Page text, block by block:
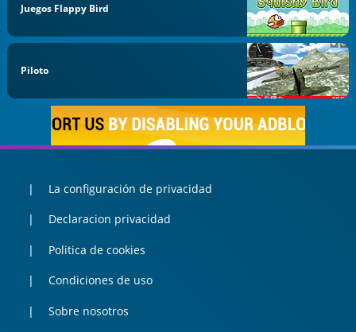
Juegos Flappy Bird
Piloto
La configuración de privacidad
Declaracion privacidad
Politica de cookies
Condiciones de uso
Sobre nosotros